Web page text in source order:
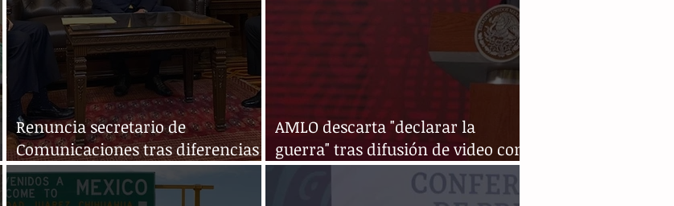
Renuncia secretario de
Comunicaciones tras diferencias
con AMLO
AMLO descarta "declarar la
guerra" tras difusión de video con
grupo armado